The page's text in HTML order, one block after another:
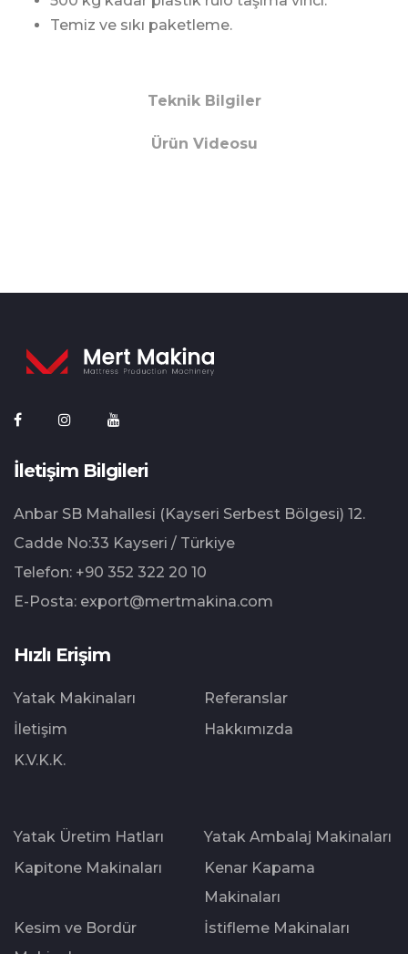
Temiz ve sıkı paketleme.
Teknik Bilgiler
Ürün Videosu
İletişim Bilgileri
Anbar SB Mahallesi (Kayseri Serbest Bölgesi) 12.⁠
⁠Cadde No:33 Kayseri / Türkiye
Telefon: +90 352 322 20 10
E-Posta: export@mertmakina.com
Hızlı Erişim
Yatak Makinaları
Referanslar
İletişim
Hakkımızda
K.V.K.K.
Yatak Üretim Hatları
Yatak Ambalaj Makinaları
Kapitone Makinaları
Kenar Kapama
Makinaları
Kesim ve Bordür
İstifleme Makinaları